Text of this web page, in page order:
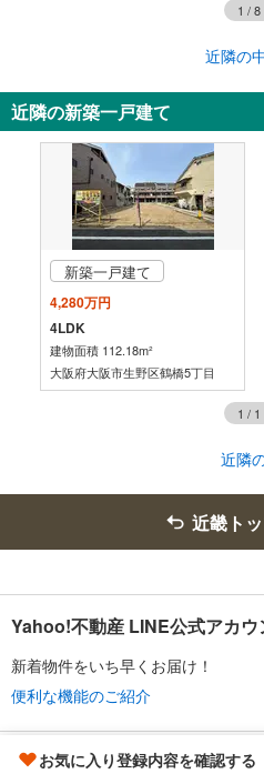
【ＯｓａｋａＭｅｔｒｏ】
《多機能トイレ》
・西改札内
スロープ
【ＯｓａｋａＭｅｔｒｏ】
・東改札外
【ＪＲ】
・ＡＥＤ
【近畿日本鉄道】
・ＡＥＤ
【ＯｓａｋａＭｅｔｒｏ】
・ＡＥＤ
・点字運賃表
1 /8
近隣の
近隣の新築一戸建て
新築一戸建て
4,280万円
4LDK
建物面積 112.18m²
大阪府大阪市生野区鶴橋5丁目
1 / 1
近隣
近畿ト
お気に入り登録内容を確認する
Yahoo!不動産 LINE公式アカウ
新着物件をいち早くお届け！
便利な機能のご紹介
Yahoo!不動産 アプリ